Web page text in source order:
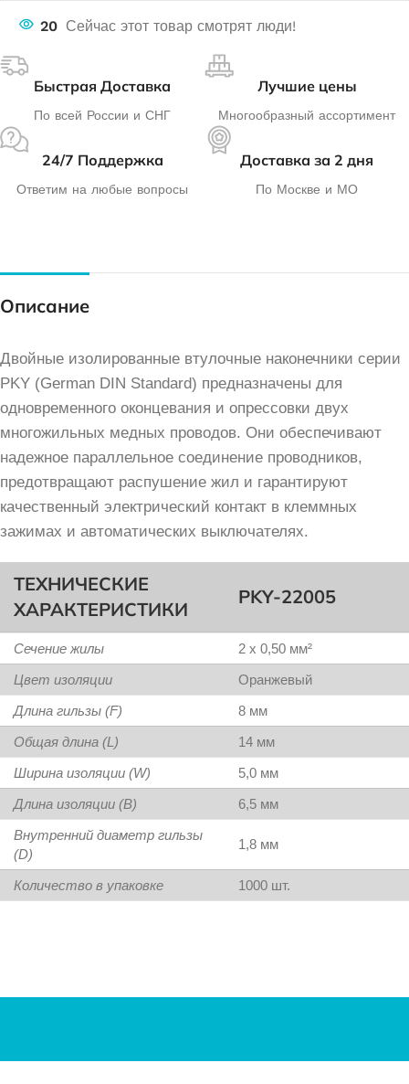
20 Сейчас этот товар смотрят люди!
Быстрая Доставка
По всей России и СНГ
Лучшие цены
Многообразный ассортимент
24/7 Поддержка
Ответим на любые вопросы
Доставка за 2 дня
По Москве и МО
Описание
Двойные изолированные втулочные наконечники серии
PKY (German DIN Standard) предназначены для
одновременного оконцевания и опрессовки двух
многожильных медных проводов. Они обеспечивают
надежное параллельное соединение проводников,
предотвращают распушение жил и гарантируют
качественный электрический контакт в клеммных
зажимах и автоматических выключателях.
ТЕХНИЧЕСКИЕ
ХАРАКТЕРИСТИКИ
PKY-22005
Сечение жилы
2 x 0,50 мм²
Цвет изоляции
Оранжевый
Длина гильзы (F)
8 мм
Общая длина (L)
14 мм
Ширина изоляции (W)
5,0 мм
Длина изоляции (B)
6,5 мм
Внутренний диаметр гильзы
(D)
1,8 мм
Количество в упаковке 1000 шт.